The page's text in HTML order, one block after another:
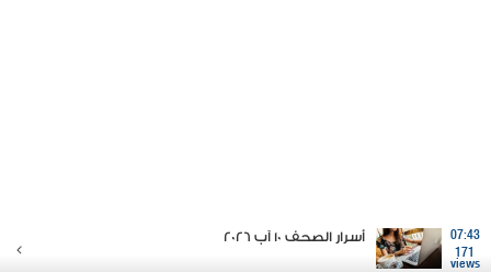
07:43
171
views
أسرار الصحف 10 آب 2026